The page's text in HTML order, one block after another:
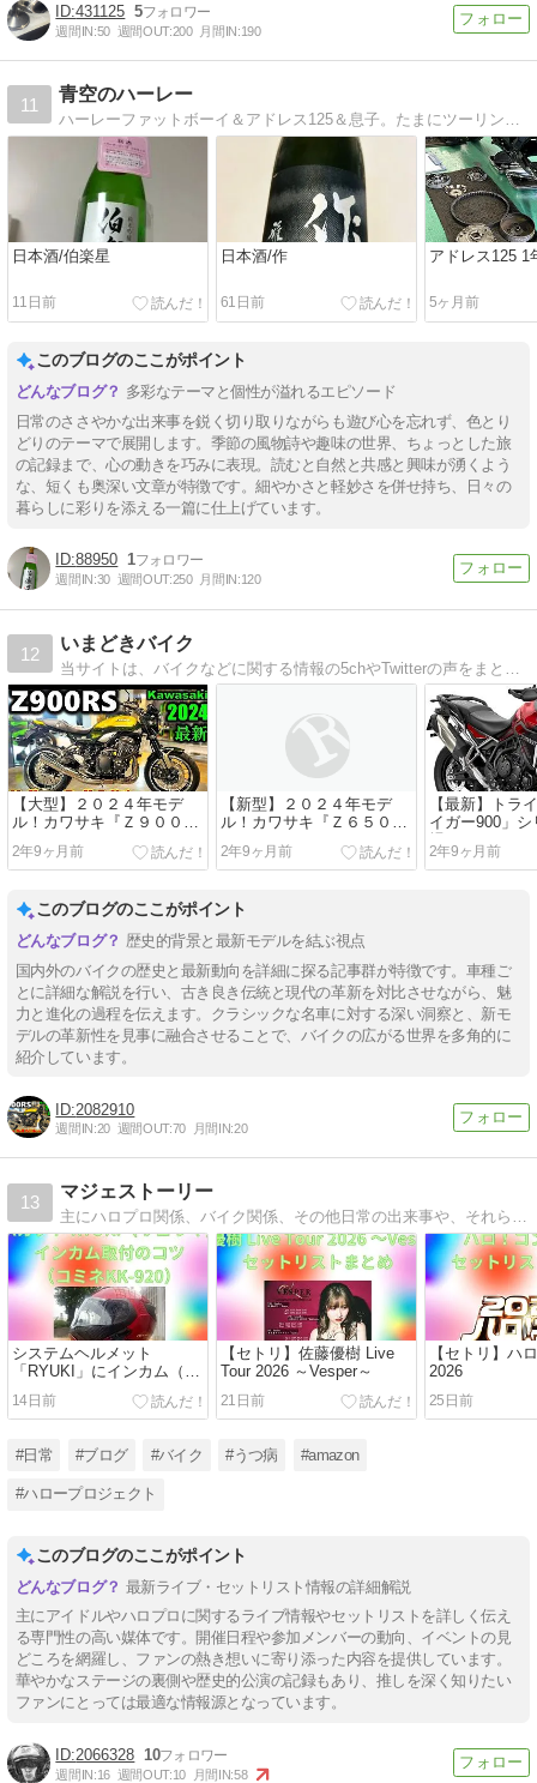
431125 5
週間IN:50 週間OUT:200 月間IN:190
11
青空のハーレー
日本酒/伯楽星
11日前
日本酒/作
61日前
アドレス125 1
5ヶ月前
このブログのここがポイント
多彩なテーマと個性が溢れるエピソード
日常のささやかな出来事を鋭く切り取りながらも遊び心を忘れず、色とり
どりのテーマで展開します。季節の風物詩や趣味の世界、ちょっとした旅
の記録まで、心の動きを巧みに表現。読むと自然と共感と興味が湧くよう
な、短くも奥深い文章が特徴です。細やかさと軽妙さを併せ持ち、日々の
暮らしに彩りを添える一篇に仕上げています。
88950 1
週間IN:30 週間OUT:250 月間IN:120
12
いまどきバイク
【大型】２０２４年モデ
ル！カワサキ『Ｚ９００Ｒ
Ｓ』
2年9ヶ月前
【新型】２０２４年モデ
ル！カワサキ『Ｚ６５０Ｒ
Ｓ』
2年9ヶ月前
【最新】トラ
イガー900」
場！パワフル
能が魅力！
2年9ヶ月前
このブログのここがポイント
歴史的背景と最新モデルを結ぶ視点
国内外のバイクの歴史と最新動向を詳細に探る記事群が特徴です。車種ご
とに詳細な解説を行い、古き良き伝統と現代の革新を対比させながら、魅
力と進化の過程を伝えます。クラシックな名車に対する深い洞察と、新モ
デルの革新性を見事に融合させることで、バイクの広がる世界を多角的に
紹介しています。
2082910
週間IN:20 週間OUT:70 月間IN:20
13
マジェストーリー
主にハロプロ関係、バイク関係、その他日常の出来事や、それらを通して読者に役立ちそうな事を書き綴っていこうかなと思っています。 ハンドル名のMajestyは、過去に18年間マジェスティを乗り継いだ事に由来します。
システムヘルメット
「RYUKI」にインカム（コ
ミネKK-920）を取り付けて
みた
14日前
【セトリ】佐藤優樹 Live
Tour 2026 ～Vesper～
21日前
【セトリ】ハ
2026
25日前
#日常 #ブログ #バイク #うつ病 #amazon
#ハロープロジェクト
このブログのここがポイント
最新ライブ・セットリスト情報の詳細解説
主にアイドルやハロプロに関するライブ情報やセットリストを詳しく伝え
る専門性の高い媒体です。開催日程や参加メンバーの動向、イベントの見
どころを網羅し、ファンの熱き想いに寄り添った内容を提供しています。
華やかなステージの裏側や歴史的公演の記録もあり、推しを深く知りたい
ファンにとっては最適な情報源となっています。
2066328 10
週間IN:16 週間OUT:10 月間IN:58